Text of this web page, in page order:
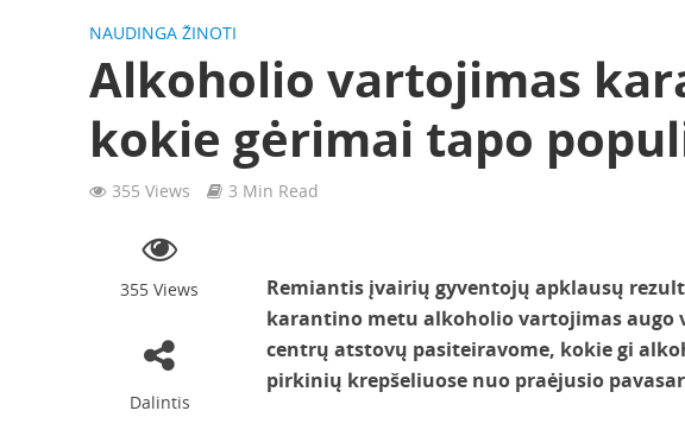
NAUDINGA ŽINOTI
Alkoholio vartojimas
kokie gėrimai tapo
355 Views 3 Min Read
355 Views
Dalintis
Remiantis įvairių gyventojų apklausų
karantino metu alkoholio vartojimas augo
centrų atstovų pasiteiravome, kokie gi
pirkinių krepšeliuose nuo praėjusio